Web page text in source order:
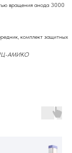
вращения анода 3000
комплект защитных
РЦ-АМИКО